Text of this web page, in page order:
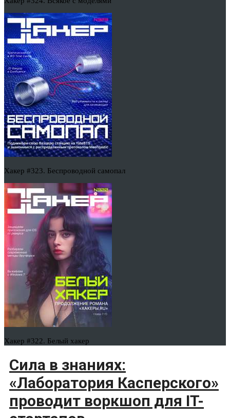
Хакер #323. Беспроводной самопал
Хакер #322. Белый хакер
Сила в знаниях:
«Лаборатория Касперского»
проводит воркшоп для IT-